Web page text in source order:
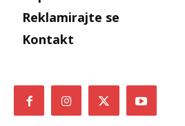
Reklamirajte se
Kontakt